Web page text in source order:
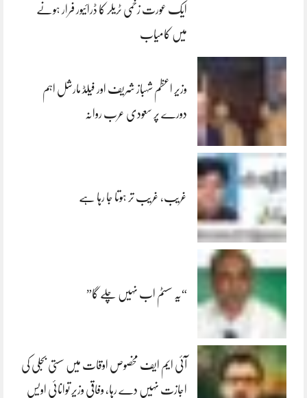
ایک عورت زخمی ٹریلر کا ڈرائیور فرار ہونے
میں کامیاب
وزیر اعظم شہباز شریف اور فیلڈ مارشل اہم
دورے پر سعودی عرب روانہ
غریب، غریب تر ہوتا جا رہا ہے
“یہ سسٹم اب نہیں چلے گا”
آئی ایم ایف مخصوص اوقات میں سستی بجلی کی
اجازت نہیں دے رہا، وفاقی وزیر توانائی اویس